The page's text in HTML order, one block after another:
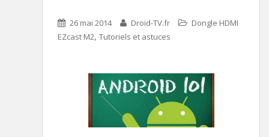
26 mai 2014 Droid-TV.fr
Dongle HDMI
EZcast M2, Tutoriels et astuces